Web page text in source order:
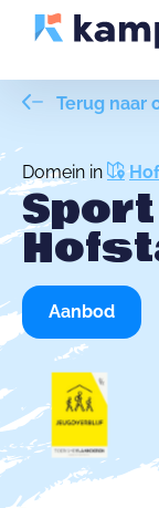
Terug naar
Domein in
Aanbod